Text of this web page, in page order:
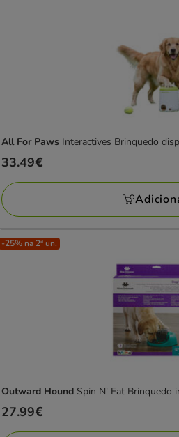
All For Paws Interactives Brinquedo
Preço
33.49€
33.49€
-25% na 2ª un.
Outward Hound Spin N' Eat Brinquedo
Preço
27.99€
27.99€